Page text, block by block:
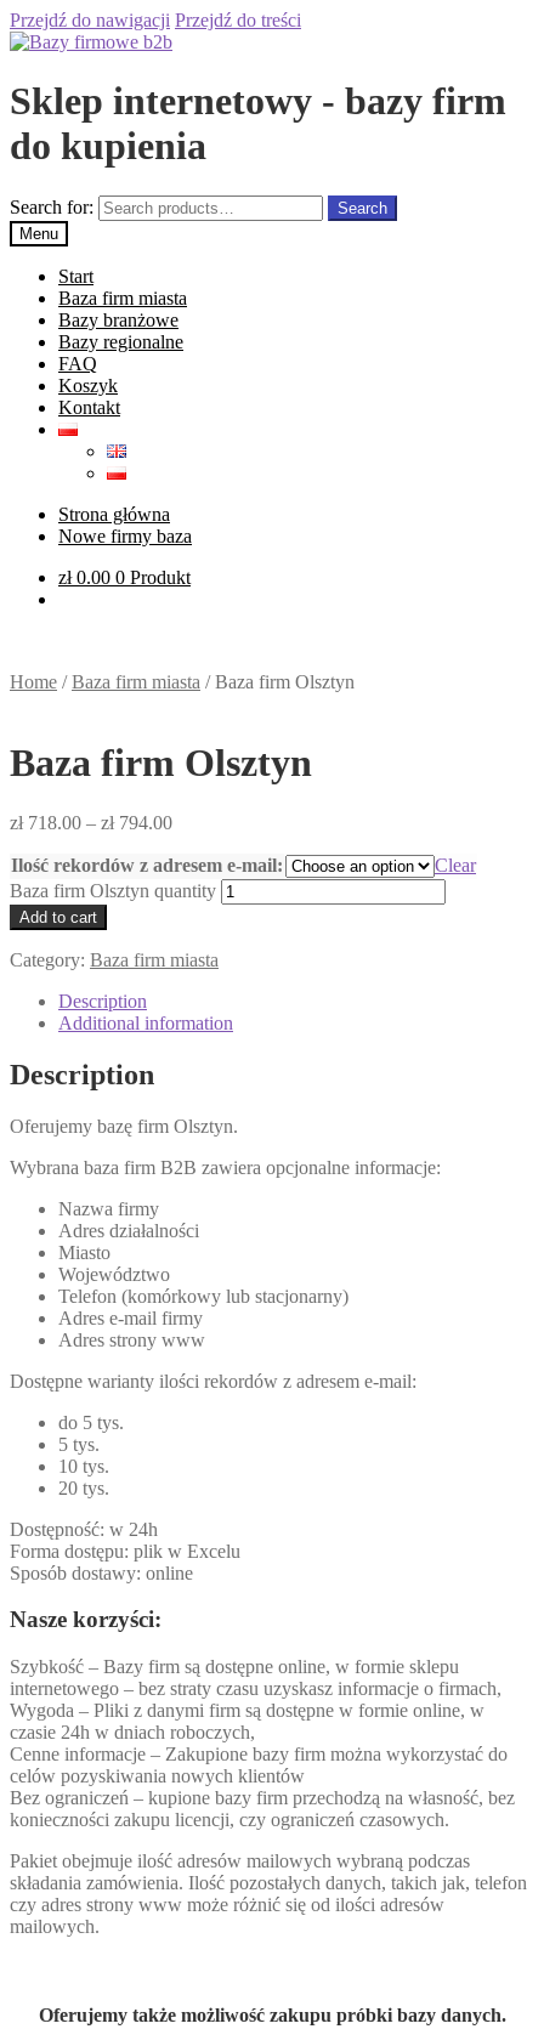
Przejdź do nawigacji Przejdź do treści
Sklep internetowy - bazy firm
do kupienia
Search for:
Search
Menu
Start
Baza firm miasta
Bazy branżowe
Bazy regionalne
FAQ
Koszyk
Kontakt
Strona główna
Nowe firmy baza
zł0.00 0 Produkt
Home /Baza firm miasta /Baza firm Olsztyn
Baza firm Olsztyn
zł718.00 – zł794.00
Ilość rekordów z adresem e-mail:
Clear
Baza firm Olsztyn quantity
Add to cart
Category: Baza firm miasta
Description
Additional information
Description
Oferujemy bazę firm Olsztyn.
Wybrana baza firm B2B zawiera opcjonalne informacje:
Nazwa firmy
Adres działalności
Miasto
Województwo
Telefon (komórkowy lub stacjonarny)
Adres e-mail firmy
Adres strony www
Dostępne warianty ilości rekordów z adresem e-mail:
do 5 tys.
5 tys.
10 tys.
20 tys.
Dostępność: w 24h
Forma dostępu: plik w Excelu
Sposób dostawy: online
Nasze korzyści:
Szybkość – Bazy firm są dostępne online, w formie sklepu
internetowego – bez straty czasu uzyskasz informacje o firmach,
Wygoda – Pliki z danymi firm są dostępne w formie online, w
czasie 24h w dniach roboczych,
Cenne informacje – Zakupione bazy firm można wykorzystać do
celów pozyskiwania nowych klientów
Bez ograniczeń – kupione bazy firm przechodzą na własność, bez
konieczności zakupu licencji, czy ograniczeń czasowych.
Pakiet obejmuje ilość adresów mailowych wybraną podczas
składania zamówienia. Ilość pozostałych danych, takich jak, telefon
czy adres strony www może różnić się od ilości adresów
mailowych.
Oferujemy także możliwość zakupu próbki bazy danych.